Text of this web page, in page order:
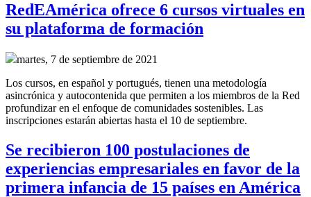
RedEAmérica ofrece 6 cursos virtuales en
su plataforma de formación
martes, 7 de septiembre de 2021
Los cursos, en español y portugués, tienen una metodología
asincrónica y autocontenida que permiten a los miembros de la Red
profundizar en el enfoque de comunidades sostenibles. Las
inscripciones estarán abiertas hasta el 10 de septiembre.
Se recibieron 100 postulaciones de
experiencias empresariales en favor de la
primera infancia de 15 países en América